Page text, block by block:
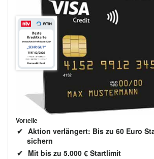
Vorteile
Aktion verlängert: Bis zu 60 Euro
sichern
Mit bis zu 5.000 € Startlimit